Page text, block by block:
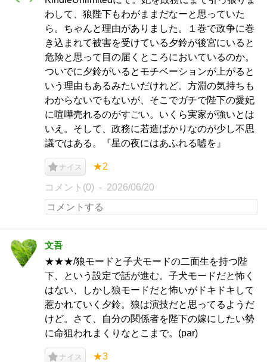
わして、狼陛下もわがままだなーと思っていた
ら。ちゃんと理由がありました。１巻で政争に巻
き込まれて被害を受けている夕鈴が後宮にいると
危険と思って目の届くところにおいているのか。
ついでに夕鈴がいるとモチベーションが上がると
いう理由もあるみたいだけれど。方淵の気持ちも
わからないでもないが、そこでガチで陛下の愛妃
に喧嘩売れるのがすごい。いくら実家が強いとは
いえ。そして、政務に若造ばかりなのが少し不思
議ではある。『星の夜にはあふれる嘘を』
ナイス ★2
コメント(0) 2026/06/20
文吾
★★★/狼モードと子犬モードの二面生を持つ陛
下、という設定で話が進む。子犬モードだと怖く
はない、しかし狼モードだと怖いがドキドキして
惹かれていく夕鈴。狼は演技だと思ってるようだ
けど。さて、自分の関係者を陛下の嫁にしたい勢
に命狙われまくりなとこまで。(par)
ナイス ★3